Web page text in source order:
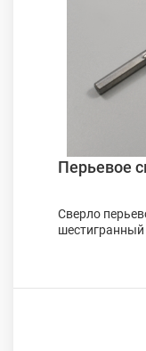
Перьевое
Сверло
шестигранный